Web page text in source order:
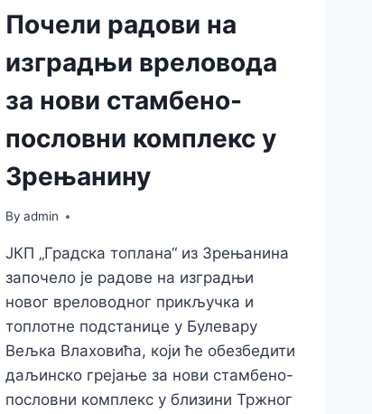
Почели радови на
изградњи вреловода
за нови стамбено-
пословни комплекс у
Зрењанину
By admin
ЈКП „Градска топлана“ из Зрењанина
започело је радове на изградњи
новог вреловодног прикључка и
топлотне подстанице у Булевару
Вељка Влаховића, који ће обезбедити
даљинско грејање за нови стамбено-
пословни комплекс у близини Тржног